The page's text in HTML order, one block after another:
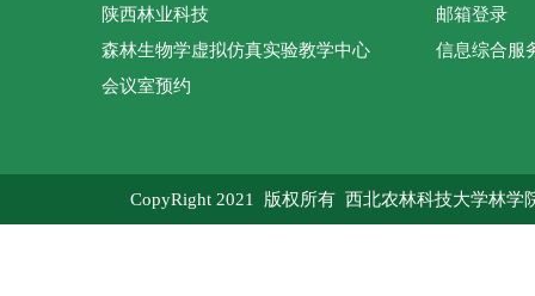
陕西林业科技
森林生物学虚拟仿真实验教学中心
会议室预约
邮箱登录
信息综合服
CopyRight 2021 版权所有 西北农林科技大学林